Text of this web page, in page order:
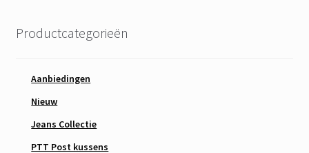
Productcategorieën
Aanbiedingen
Nieuw
Jeans Collectie
PTT Post kussens